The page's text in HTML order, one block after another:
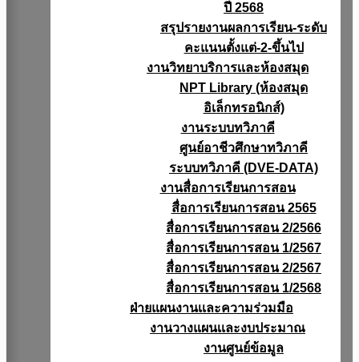
ปี 2568
สรุปรายงานผลการเรียน-ระดับ
คะแนนตั้งแต่-2-ขึ้นไป
งานวิทยาบริการเเละห้องสมุด
NPT Library (ห้องสมุด
อิเล็กทรอนิกส์)
งานระบบทวิภาคี
ศูนย์อาชีวศึกษาทวิภาคี
ระบบทวิภาคี (DVE-DATA)
งานสื่อการเรียนการสอน
สื่อการเรียนการสอน 2565
สื่อการเรียนการสอน 2/2566
สื่อการเรียนการสอน 1/2567
สื่อการเรียนการสอน 2/2567
สื่อการเรียนการสอน 1/2568
ฝ่ายแผนงานเเละความร่วมมือ
งานวางแผนเเละงบประมาณ
งานศูนย์ข้อมูล